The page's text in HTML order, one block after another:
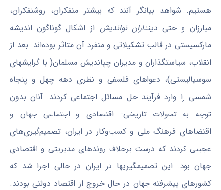
هستیم. شواهد بیانگر آنند که بیشتر متفکران، روشنفکران،
مبارزان و حتی دینداران نواندیش از اشکال گوناگون اندیشه
مارکسیستی در قالب تشکیلاتی و منفرد آن متاثر بوده‌اند. بعد از
انقلاب، سیاستگذاران و مدیران چپ­اندیش مسلمان( با گرایش­های
سوسیالیستی)، دعواهای فلسفی و نظری دهه چهل و پنجاه
شمسی را وارد فرآیند حل مسائل اجتماعی کردند. آنان بدون
توجه به تحولات تاریخی- اقتصادی و اجتماعی جهان و
اقتضاهای فرهنگ ملی و ‌کسب‌وکار در ایران، تصمیم‌گیری‌های
عجیبی کردند که درست برخلاف روندهای مدیریتی و اقتصادی
جهان بود. این تصمیم­گیری­ها در ایران در حالی اجرا شد که
کشورهای پیشرفته جهان در حال خروج از اقتصاد دولتی بودند.